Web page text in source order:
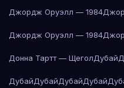
Джордж Оруэлл — 1984
Джордж Оруэлл — 1984
Донна Тартт — ЩеголДубай
ДубайДубайДубайДубай